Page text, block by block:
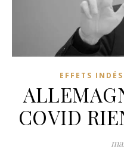
EFFETS
COVID